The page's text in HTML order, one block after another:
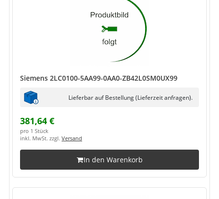
Siemens 2LC0100-5AA99-0AA0-ZB42L0SM0UX99
Lieferbar auf Bestellung (Lieferzeit anfragen).
381,64 €
pro 1 Stück
inkl. MwSt. zzgl. Versand
In den Warenkorb